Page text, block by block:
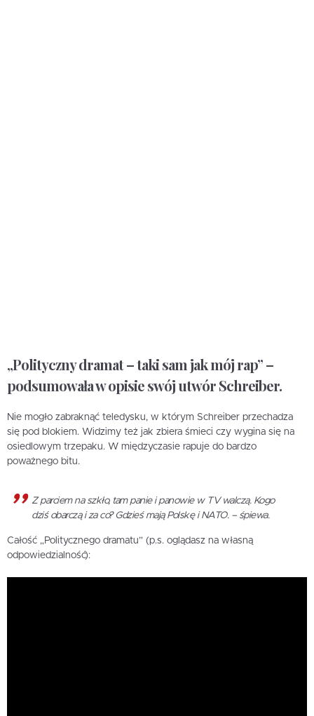
„Polityczny dramat – taki sam jak mój rap” –
podsumowała w opisie swój utwór Schreiber.
Nie mogło zabraknąć teledysku, w którym Schreiber przechadza
się pod blokiem. Widzimy też jak zbiera śmieci czy wygina się na
osiedlowym trzepaku. W międzyczasie rapuje do bardzo
poważnego bitu.
Z parciem na szkło, tam panie i panowie w TV walczą. Kogo
dziś obarczą i za co? Gdzieś mają Polskę i NATO. – śpiewa.
Całość „Politycznego dramatu” (p.s. oglądasz na własną
odpowiedzialność):